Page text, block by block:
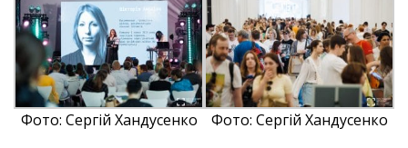
Фото: Сергій Хандусенко
Фото: Сергій Хандусенко